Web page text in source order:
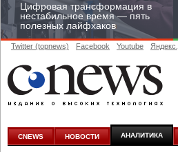
Цифровая трансформация в
нестабильное время — пять
полезных лайфхаков
цифровизироваться со
скоростью крупных
корпораций
Twitter (topnews) Facebook Youtube
CNEWS НОВОСТИ АНАЛИТИКА